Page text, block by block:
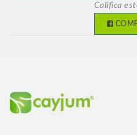
Califica